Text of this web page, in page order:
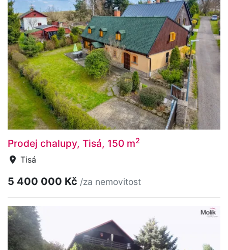
Prodej chalupy, Tisá, 150 m2
Tisá
5 400 000 Kč /za nemovitost